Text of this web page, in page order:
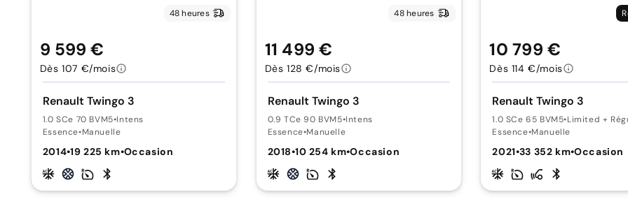
48 heures
Renault Twingo 3
1.0 SCe 70 BVM5•Intens
Essence•Manuelle
2014•19 225 km•Occasion
9 599 €
Dès 107 €/mois
48 heures
Renault Twingo 3
0.9 TCe 90 BVM5•Intens
Essence•Manuelle
2018•10 254 km•Occasion
11 499 €
Dès 128 €/mois
Renault Twingo 3
1.0 SCe 65 BVM5•Limited +
Essence•Manuelle
2021•33 352 km•Occasion
10 799 €
Dès 114 €/mois